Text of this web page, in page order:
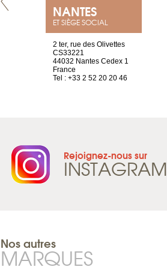
NANTES
ET SIÈGE SOCIAL
2 ter, rue des Olivettes
CS33221
44032 Nantes Cedex 1
France
Tel : +33 2 52 20 20 46
Rejoignez-nous sur
INSTAGRAM
Nos autres
MARQUES